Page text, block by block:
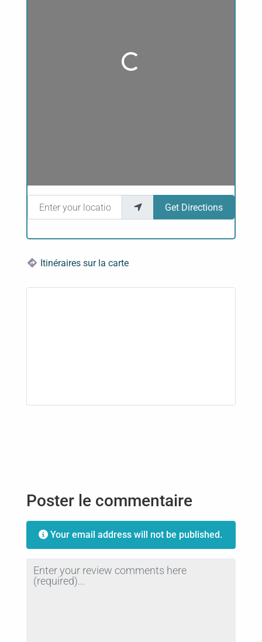
Loading...
Enter your location
Get Directions
Itinéraires sur la carte
Poster le commentaire
Your email address will not be published.
Review text